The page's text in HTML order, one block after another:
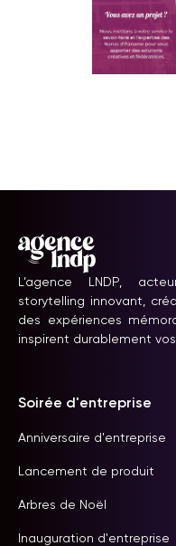
L’agence LNDP,
storytelling innovant,
des expériences
inspirent durablement
Soirée d'entreprise
Anniversaire d'entreprise
Lancement de produit
Arbres de Noël
Inauguration d'entreprise